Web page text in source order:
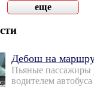
еще
Дебош на
Пьяные пассажиры
водителем